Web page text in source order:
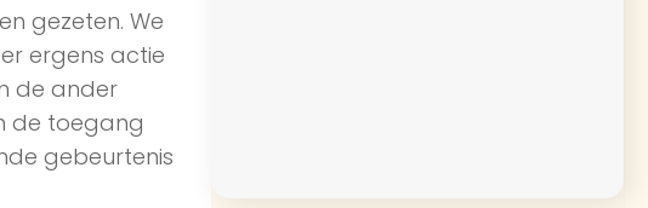
gezeten. We
ergens actie
de ander
de toegang
gebeurtenis